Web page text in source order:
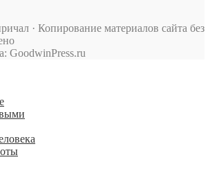
· Копирование материалов сайта без
GoodwinPress.ru